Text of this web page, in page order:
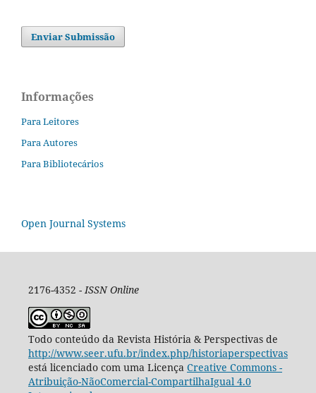
Enviar Submissão
Informações
Para Leitores
Para Autores
Para Bibliotecários
Open Journal Systems
2176-4352 - ISSN Online
Todo conteúdo da Revista História & Perspectivas de
http://www.seer.ufu.br/index.php/historiaperspectivas
está licenciado com uma Licença Creative Commons -
Atribuição-NãoComercial-CompartilhaIgual 4.0